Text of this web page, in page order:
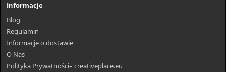
Informacje
Blog
Regulamin
Informacje o dostawie
O Nas
Polityka Prywatności– creativeplace.eu